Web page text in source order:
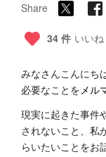
Share
34 件 いいね
みなさんこんにち
必要なことをメル
現実に起きた事件
されないこと、私
らいたいことをお